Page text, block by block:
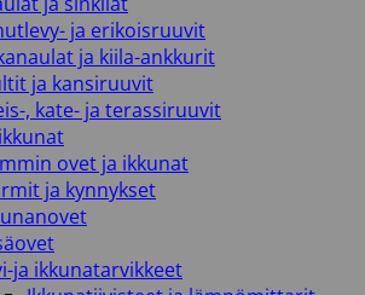
ja erikoisruuvit
ja kiila-ankkurit
ja kansiruuvit
, kate- ja terassiruuvit
ovet ja ikkunat
ja kynnykset
ja ikkunatarvikkeet